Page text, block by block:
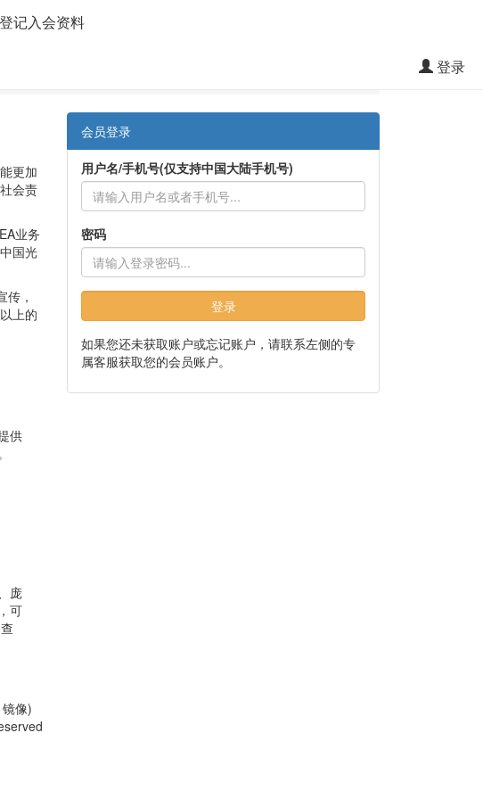
登记入会资料
登录
更加
会责
业务
国光
，
上的
供
庞
可
会员登录
用户名/手机号(仅支持中国大陆手机号)
密码
登录
如果您还未获取账户或忘记账户，请联系左侧的专
属客服获取您的会员账户。
像)